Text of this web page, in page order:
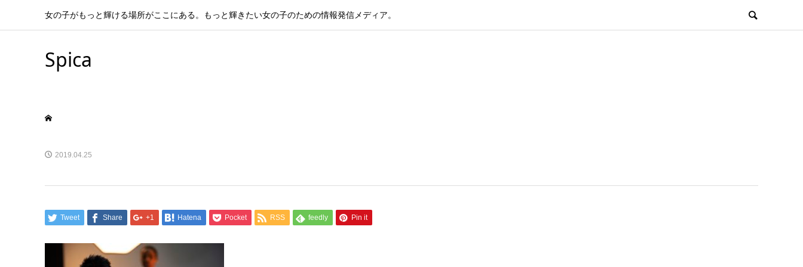
女の子がもっと輝ける場所がここにある。もっと輝きたい女の子のための情報発信メディア。
Spica
2019.04.25
Tweet Share +1 Hatena Pocket RSS feedly Pin it